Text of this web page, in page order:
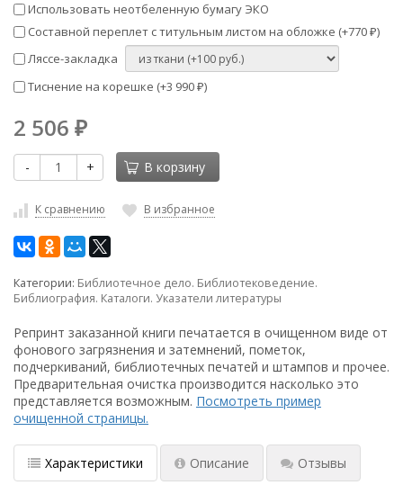
Использовать неотбеленную бумагу ЭКО
Составной переплет с титульным листом на обложке (+770 ₽)
Ляссе-закладка
Тиснение на корешке (+3 990 ₽)
2 506 ₽
- + В корзину
К сравнению В избранное
Категории: Библиотечное дело. Библиотековедение.
Библиография. Каталоги. Указатели литературы
Репринт заказанной книги печатается в очищенном виде от
фонового загрязнения и затемнений, пометок,
подчеркиваний, библиотечных печатей и штампов и прочее.
Предварительная очистка производится насколько это
представляется возможным. Посмотреть пример
очищенной страницы.
Характеристики Описание Отзывы